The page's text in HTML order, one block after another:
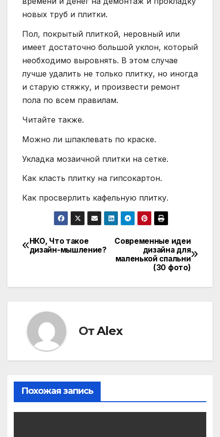
новых труб и плитки.
Пол, покрытый плиткой, неровный или
имеет достаточно большой уклон, который
необходимо выровнять. В этом случае
лучше удалить не только плитку, но иногда
и старую стяжку, и произвести ремонт
пола по всем правилам.
Читайте также.
Можно ли шпаклевать по краске.
Укладка мозаичной плитки на сетке.
Как класть плитку на гипсокартон.
Как просверлить кафельную плитку.
Навигация
записям
Современные идеи
дизайна для
маленькой спальни
(30 фото)
НКО, Что такое
дизайн-мышление?
ОтAlex
Похожая запись